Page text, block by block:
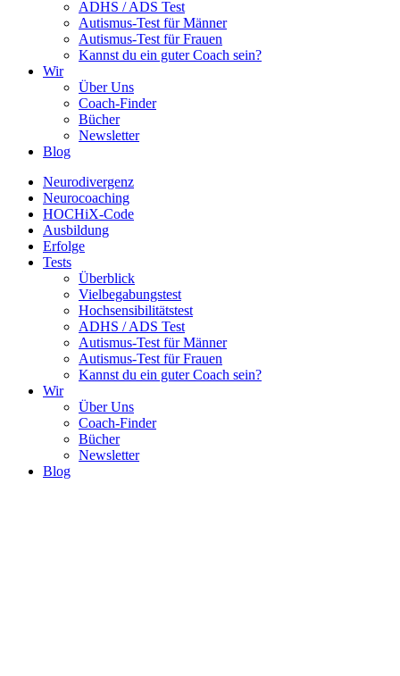
ADHS / ADS Test
Autismus-Test für Männer
Autismus-Test für Frauen
Kannst du ein guter Coach sein?
Wir
Über Uns
Coach-Finder
Bücher
Newsletter
Blog
Neurodivergenz
Neurocoaching
HOCHiX-Code
Ausbildung
Erfolge
Tests
Überblick
Vielbegabungstest
Hochsensibilitätstest
ADHS / ADS Test
Autismus-Test für Männer
Autismus-Test für Frauen
Kannst du ein guter Coach sein?
Wir
Über Uns
Coach-Finder
Bücher
Newsletter
Blog